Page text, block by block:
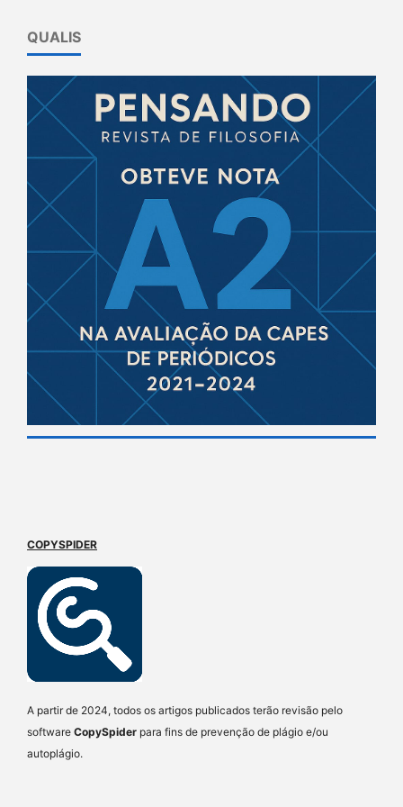
QUALIS
COPYSPIDER
A partir de 2024, todos os artigos publicados terão revisão pelo
software CopySpider para fins de prevenção de plágio e/ou
autoplágio.